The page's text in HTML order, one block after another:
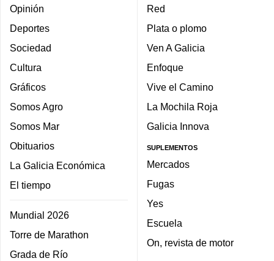
Opinión
Deportes
Sociedad
Cultura
Gráficos
Somos Agro
Somos Mar
Obituarios
La Galicia Económica
El tiempo
Mundial 2026
Torre de Marathon
Grada de Río
Red
Plata o plomo
Ven A Galicia
Enfoque
Vive el Camino
La Mochila Roja
Galicia Innova
SUPLEMENTOS
Mercados
Fugas
Yes
Escuela
On, revista de motor